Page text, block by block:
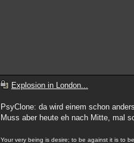
Explosion in London...
PsyClone: da wird einem schon
Muss aber heute eh nach Mitte, mal
Your very being is desire; to be against it is to